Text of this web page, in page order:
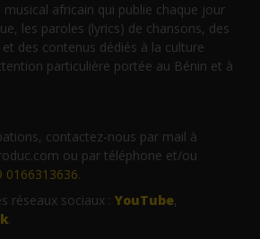
africain qui publie chaque jour
les paroles (lyrics) de chansons, des
et des contenus dédiés à la culture
particulière portée au Bénin et à
contactez-nous par mail à
ou par téléphone et/ou
0166313636.
réseaux sociaux : YouTube,
.